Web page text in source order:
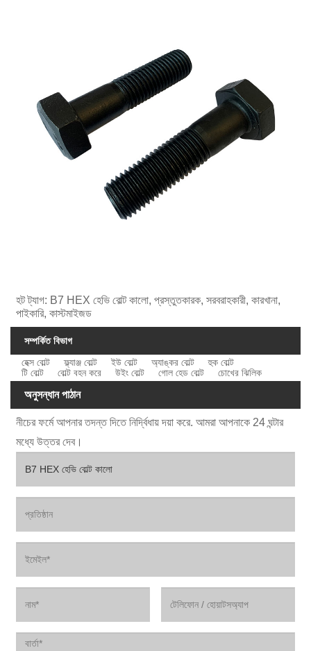
হট ট্যাগ: B7 HEX হেভি বোল্ট কালো, প্রস্তুতকারক, সরবরাহকারী, কারখানা,
পাইকারি, কাস্টমাইজড
সম্পর্কিত বিভাগ
হেক্স বোল্ট
ফ্ল্যাঞ্জ বোল্ট ইউ বোল্ট অ্যাঙ্কর বোল্ট
হুক বোল্ট
টি বোল্ট
বোল্ট বহন করে উইং বোল্ট গোল হেড বোল্ট চোখের ঝিলিক
অনুসন্ধান পাঠান
নীচের ফর্মে আপনার তদন্ত দিতে নির্দ্বিধায় দয়া করে. আমরা আপনাকে 24 ঘন্টার
মধ্যে উত্তর দেব।